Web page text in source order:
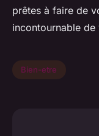
prêtes à faire de
incontournable
Bien-etre